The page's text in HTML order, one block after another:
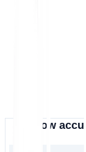
How